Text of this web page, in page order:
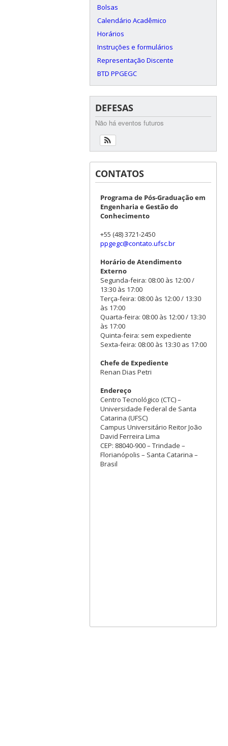
Bolsas
Calendário Acadêmico
Horários
Instruções e formulários
Representação Discente
BTD PPGEGC
DEFESAS
Não há eventos futuros
CONTATOS
Programa de Pós-Graduação em
Engenharia e Gestão do
Conhecimento
+55 (48) 3721-2450
ppgegc@contato.ufsc.br
Horário de Atendimento
Externo
Segunda-feira: 08:00 às 12:00 /
13:30 às 17:00
Terça-feira: 08:00 às 12:00 / 13:30
às 17:00
Quarta-feira: 08:00 às 12:00 / 13:30
às 17:00
Quinta-feira: sem expediente
Sexta-feira: 08:00 às 13:30 as 17:00
Chefe de Expediente
Renan Dias Petri
Endereço
Centro Tecnológico (CTC) –
Universidade Federal de Santa
Catarina (UFSC)
Campus Universitário Reitor João
David Ferreira Lima
CEP: 88040-900 – Trindade –
Florianópolis – Santa Catarina –
Brasil